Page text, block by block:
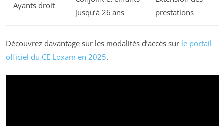
Ayants droit
jusqu’à 26 ans
prestations
Découvrez davantage sur les modalités d’accès sur le portail
officiel du CE Loxam en 2025.